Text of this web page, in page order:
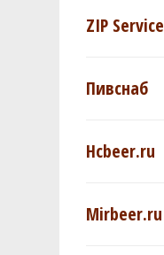
ZIP Service
Пивснаб
Hcbeer.ru
Mirbeer.ru